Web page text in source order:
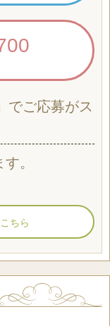
でご応募がス
。
ちら